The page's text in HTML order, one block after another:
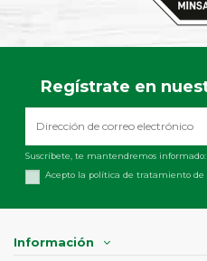
Regístrate en
Suscríbete, te mantendremos
Acepto la política de tratamiento de
Información